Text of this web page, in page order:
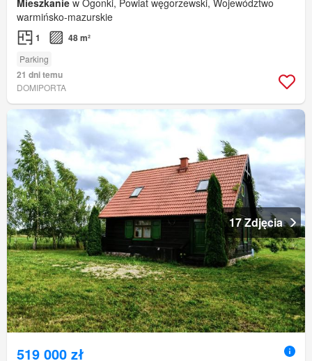
Mieszkanie w Ogonki, Powiat węgorzewski, Województwo
warmińsko-mazurskie
1 48 m²
Parking
21 dni temu
DOMIPORTA
17 Zdjęcia
519 000 zł